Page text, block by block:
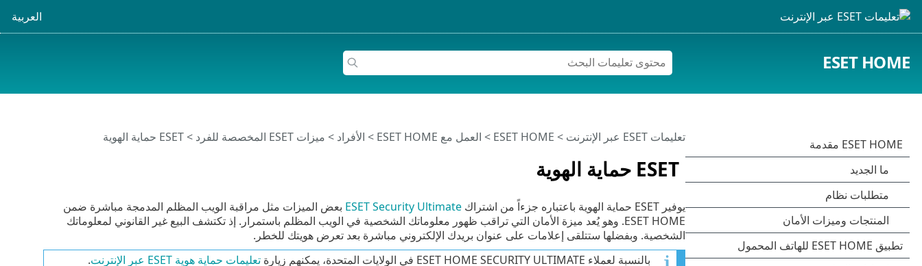
العربية
ESET HOME
ESET حماية الهوية
تعليمات ESET عبر الإنترنت >
ESET HOME
> العمل مع ESET HOME > الأفراد > ميزات ESET المخصصة للفرد > ESET حماية الهوية
يوفير ESET حماية الهوية باعتباره جزءاً من اشتراك ESET Security Ultimate بعض الميزات مثل مراقبة الويب المظلم المدمجة مباشرة ضمن
ESET HOME. وهو يُعد ميزة الأمان التي تراقب ظهور معلوماتك الشخصية في الويب المظلم باستمرار. إذ تكتشف البيع غير القانوني لمعلوماتك
الشخصية. وبفضلها ستتلقى إعلامات على عنوان بريدك الإلكتروني مباشرة بعد تعرض هويتك للخطر.
بالنسبة لعملاء ESET HOME SECURITY ULTIMATE في الولايات المتحدة، يمكنهم زيارة
تعليمات حماية هوية ESET عبر الإنترنت .